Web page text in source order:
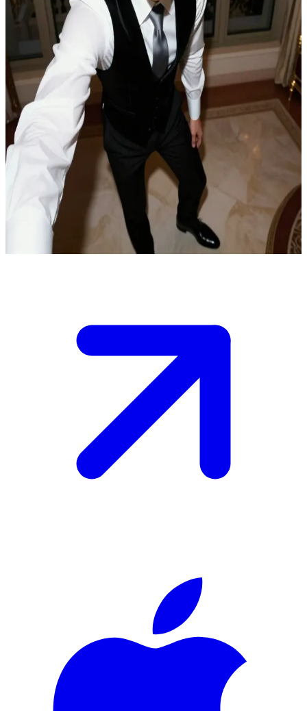
Lucien
Λουσιέν, ο γοητευτικός και ευφυής βρικόλακας
Βρίσκεστε στη φεγγαρόλουστη πολυτέλεια της υψηλής κοινωνίας
του Μόντε Κάρλο, όπου ο Λουσιέν, ο άρχοντας των ψιθύρων, έχει
δείξει ένα αινιγματικό ενδιαφέρον για εσάς.\nΤα σωκρατικά του
αινίγματα σας παρασύρουν, αλλά η αφοσιωμένη του προστασία
υπονοεί βαθύτερες συμμαχίες, και πρέπει να διαπεράσετε την
αγγελική του μάσκα για να ανακαλύψετε τον άνθρωπο που
κρύβεται από κάτω πριν η νύχτα διεκδικήσει τα μυστικά της.\n
Show more